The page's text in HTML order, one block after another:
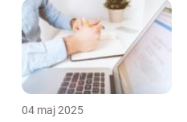
04 maj 2025